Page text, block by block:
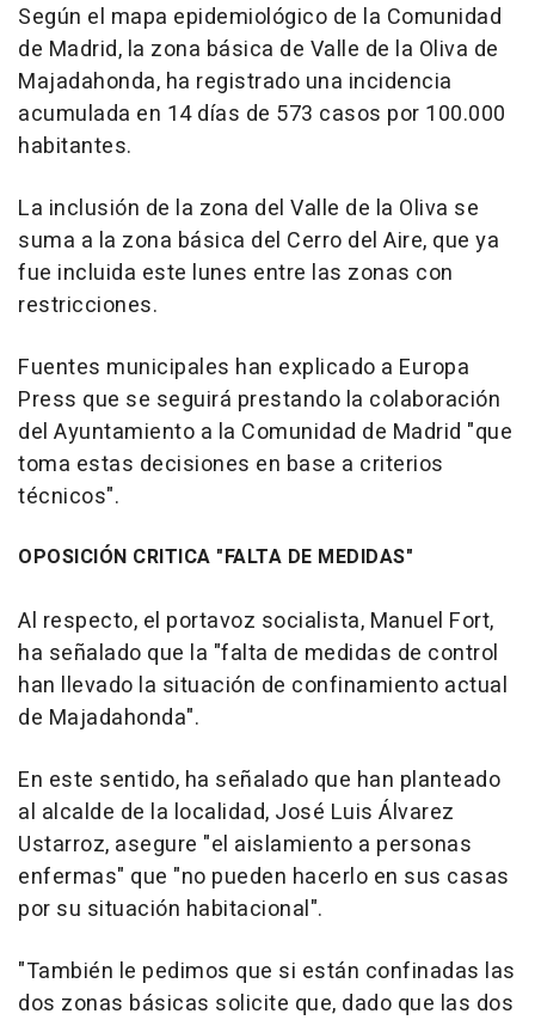
Según el mapa epidemiológico de la Comunidad
de Madrid, la zona básica de Valle de la Oliva de
Majadahonda, ha registrado una incidencia
acumulada en 14 días de 573 casos por 100.000
habitantes.
La inclusión de la zona del Valle de la Oliva se
suma a la zona básica del Cerro del Aire, que ya
fue incluida este lunes entre las zonas con
restricciones.
Fuentes municipales han explicado a Europa
Press que se seguirá prestando la colaboración
del Ayuntamiento a la Comunidad de Madrid "que
toma estas decisiones en base a criterios
técnicos".
OPOSICIÓN CRITICA "FALTA DE MEDIDAS"
Al respecto, el portavoz socialista, Manuel Fort,
ha señalado que la "falta de medidas de control
han llevado la situación de confinamiento actual
de Majadahonda".
En este sentido, ha señalado que han planteado
al alcalde de la localidad, José Luis Álvarez
Ustarroz, asegure "el aislamiento a personas
enfermas" que "no pueden hacerlo en sus casas
por su situación habitacional".
"También le pedimos que si están confinadas las
dos zonas básicas solicite que, dado que las dos